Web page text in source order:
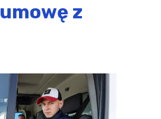
umowę z